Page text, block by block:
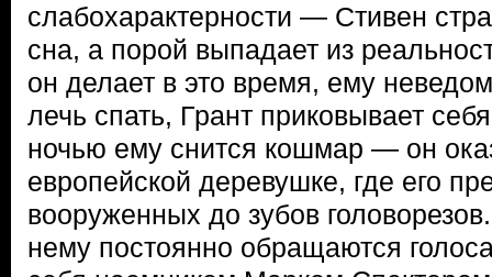
слабохарактерности — Стивен
сна, а порой выпадает из
он делает в это время, ему
лечь спать, Грант приковывает
ночью ему снится кошмар — он
европейской деревушке, где его
вооруженных до зубов
нему постоянно обращаются